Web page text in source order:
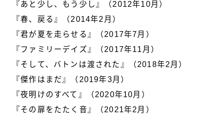
『あと少し、もう少し』（2012年10月）
『春、戻る』（2014年2月）
『君が夏を走らせる』（2017年7月）
『ファミリーデイズ』（2017年11月）
『そして、バトンは渡された』（2018年2月）
『傑作はまだ』（2019年3月）
『夜明けのすべて』（2020年10月）
『その扉をたたく音』（2021年2月）